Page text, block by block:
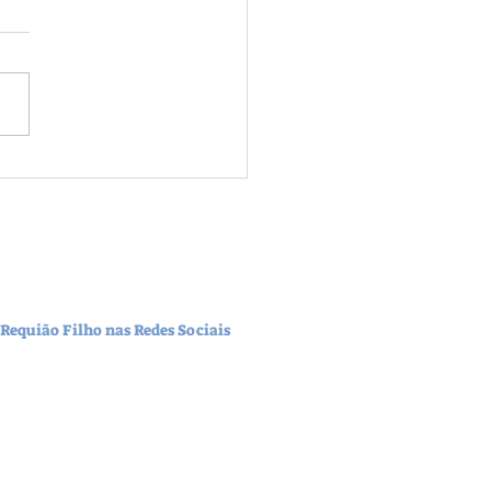
Filho nas Redes Sociais